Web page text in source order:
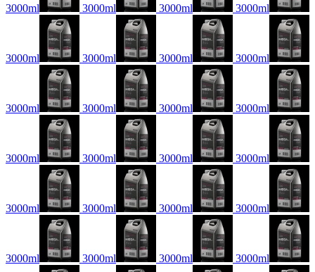
3000ml 3000ml 3000ml 3000ml
3000ml 3000ml 3000ml 3000ml
3000ml 3000ml 3000ml 3000ml
3000ml 3000ml 3000ml 3000ml
3000ml 3000ml 3000ml 3000ml
3000ml 3000ml 3000ml 3000ml